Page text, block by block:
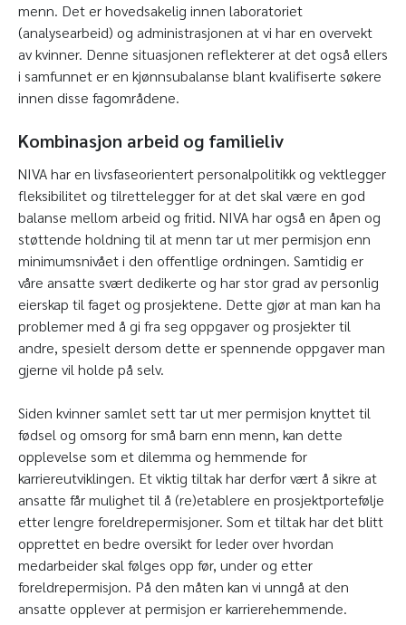
menn. Det er hovedsakelig innen laboratoriet
(analysearbeid) og administrasjonen at vi har en overvekt
av kvinner. Denne situasjonen reflekterer at det også ellers
i samfunnet er en kjønnsubalanse blant kvalifiserte søkere
innen disse fagområdene.
Kombinasjon arbeid og familieliv
NIVA har en livsfaseorientert personalpolitikk og vektlegger
fleksibilitet og tilrettelegger for at det skal være en god
balanse mellom arbeid og fritid. NIVA har også en åpen og
støttende holdning til at menn tar ut mer permisjon enn
minimumsnivået i den offentlige ordningen. Samtidig er
våre ansatte svært dedikerte og har stor grad av personlig
eierskap til faget og prosjektene. Dette gjør at man kan ha
problemer med å gi fra seg oppgaver og prosjekter til
andre, spesielt dersom dette er spennende oppgaver man
gjerne vil holde på selv.
Siden kvinner samlet sett tar ut mer permisjon knyttet til
fødsel og omsorg for små barn enn menn, kan dette
opplevelse som et dilemma og hemmende for
karriereutviklingen. Et viktig tiltak har derfor vært å sikre at
ansatte får mulighet til å (re)etablere en prosjektportefølje
etter lengre foreldrepermisjoner. Som et tiltak har det blitt
opprettet en bedre oversikt for leder over hvordan
medarbeider skal følges opp før, under og etter
foreldrepermisjon. På den måten kan vi unngå at den
ansatte opplever at permisjon er karrierehemmende.